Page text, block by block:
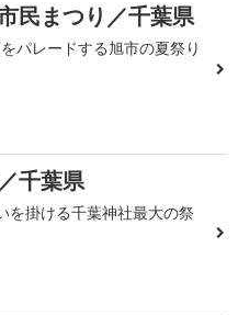
民まつり／千葉県
パレードする旭市の夏祭り
千葉県
を掛ける千葉神社最大の祭